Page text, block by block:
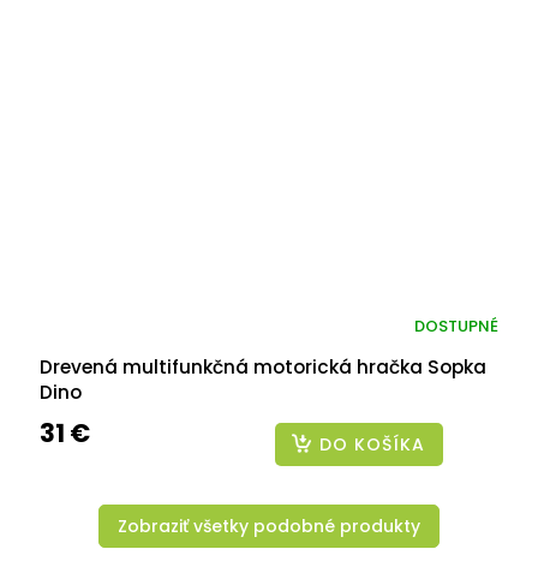
Drevená multifunkčná motorická hračka Sopka
Dino
DOSTUPNÉ
31 € DO KOŠÍKA
Zobraziť všetky podobné produkty